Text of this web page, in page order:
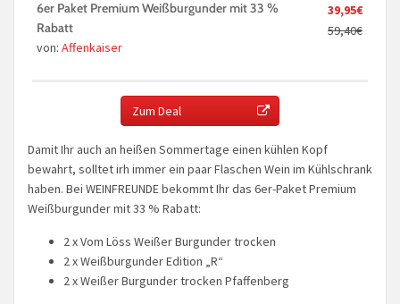
39,95€
59,40€
6er Paket Premium Weißburgunder mit 33 %
Rabatt
von: Affenkaiser
Zum Deal
Damit Ihr auch an heißen Sommertage einen kühlen Kopf
bewahrt, solltet irh immer ein paar Flaschen Wein im Kühlschrank
haben. Bei WEINFREUNDE bekommt Ihr das 6er-Paket Premium
Weißburgunder mit 33 % Rabatt:
2 x Vom Löss Weißer Burgunder trocken
2 x Weißburgunder Edition „R“
2 x Weißer Burgunder trocken Pfaffenberg